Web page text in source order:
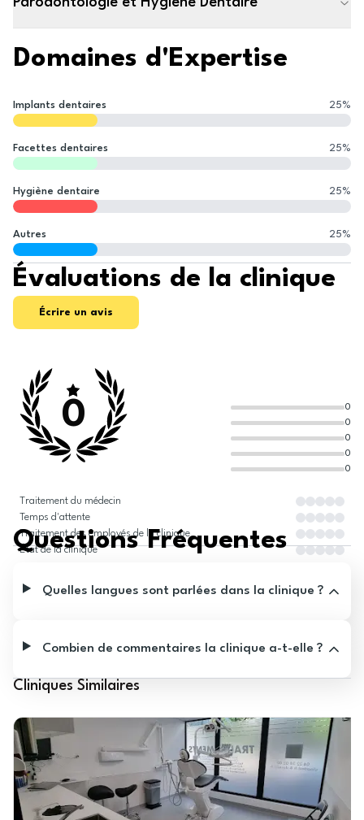
Domaines d'Expertise
Implants dentaires 25%
Facettes dentaires 25%
Hygiène dentaire 25%
Autres 25%
Évaluations de la clinique
Écrire un avis
0
0
0
0
0
0
Traitement du médecin
Temps d'attente
Traitement des employés de la clinique
État de la clinique
Questions Fréquentes
Quelles langues sont parlées dans la clinique ?
Combien de commentaires la clinique a-t-elle ?
Cliniques Similaires